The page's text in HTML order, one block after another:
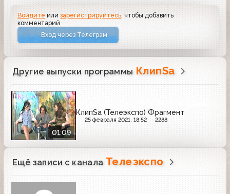
Войдите илизарегистрируйтесь , чтобы добавить
комментарий
Вход через Телеграм
Другие выпуски программы КлипSа
01:09
КлипSa (Телеэкспо) Фрагмент
25 февраля 2021, 18:52 2288
Ещё записи с канала Телеэкспо